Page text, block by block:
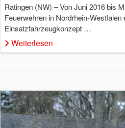
Ratingen (NW) – Von Juni 2016 bis
Feuerwehren in Nordrhein-Westfalen
Einsatzfahrzeugkonzept …
Weiterlesen